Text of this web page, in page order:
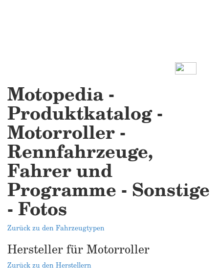
Motopedia -
Produktkatalog -
Motorroller -
Rennfahrzeuge,
Fahrer und
Programme - Sonstige
- Fotos
Zurück zu den Fahrzeugtypen
Hersteller für Motorroller
Zurück zu den Herstellern